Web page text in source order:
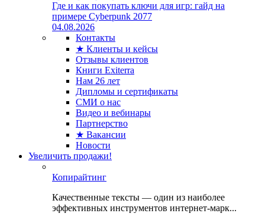
Где и как покупать ключи для игр: гайд на
примере Cyberpunk 2077
04.08.2026
Контакты
★ Клиенты и кейсы
Отзывы клиентов
Книги Exiterra
Нам 26 лет
Дипломы и сертификаты
СМИ о нас
Видео и вебинары
Партнерство
★ Вакансии
Новости
Увеличить продажи!
Копирайтинг
Качественные тексты — один из наиболее
эффективных инструментов интернет-марк...